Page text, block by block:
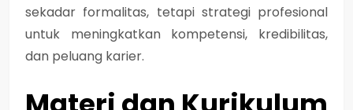
sekadar formalitas, tetapi strategi profesional
untuk meningkatkan kompetensi, kredibilitas,
dan peluang karier.